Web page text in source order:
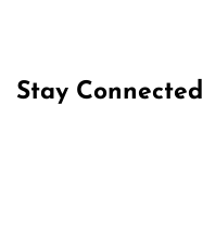
Stay Connected